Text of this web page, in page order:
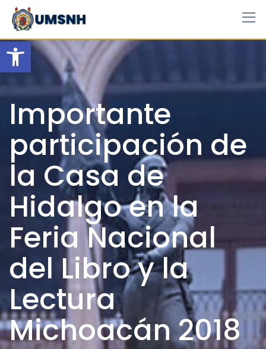
Open toolbar
Skip
content
Importante
participación de
la Casa de
Hidalgo en la
Feria Nacional
del Libro y la
Lectura
Michoacán 2018